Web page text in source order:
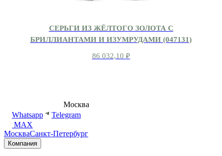
СЕРЬГИ ИЗ ЖЁЛТОГО ЗОЛОТА С
БРИЛЛИАНТАМИ И ИЗУМРУДАМИ (047131)
86 032,10 ₽
Москва
Whatsapp
Telegram
MAX
МоскваСанкт-Петербург
Компания